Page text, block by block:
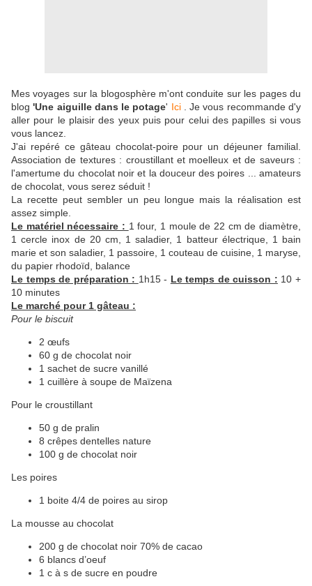
Mes voyages sur la blogosphère m'ont conduite sur les pages du
blog'Une aiguille dans le potage' Ici. Je vous recommande d'y
aller pour le plaisir des yeux puis pour celui des papilles si vous
vous lancez.
J'ai repéré ce gâteau chocolat-poire pour un déjeuner familial.
Association de textures : croustillant et moelleux et de saveurs :
l'amertume du chocolat noir et la douceur des poires ... amateurs
de chocolat, vous serez séduit !
La recette peut sembler un peu longue mais la réalisation est
assez simple.
Le matériel nécessaire : 1 four, 1 moule de 22 cm de diamètre,
1 cercle inox de 20 cm, 1 saladier, 1 batteur électrique, 1 bain
marie et son saladier, 1 passoire, 1 couteau de cuisine, 1 maryse,
du papier rhodoïd, balance
Le temps de préparation : 1h15 - Le temps de cuisson : 10 +
10 minutes
Le marché pour 1 gâteau :
Pour le biscuit
2 œufs
60 g de chocolat noir
1 sachet de sucre vanillé
1 cuillère à soupe de Maïzena
Pour le croustillant
50 g de pralin
8 crêpes dentelles nature
100 g de chocolat noir
Les poires
1 boite 4/4 de poires au sirop
La mousse au chocolat
200 g de chocolat noir 70% de cacao
6 blancs d’oeuf
1 c à s de sucre en poudre